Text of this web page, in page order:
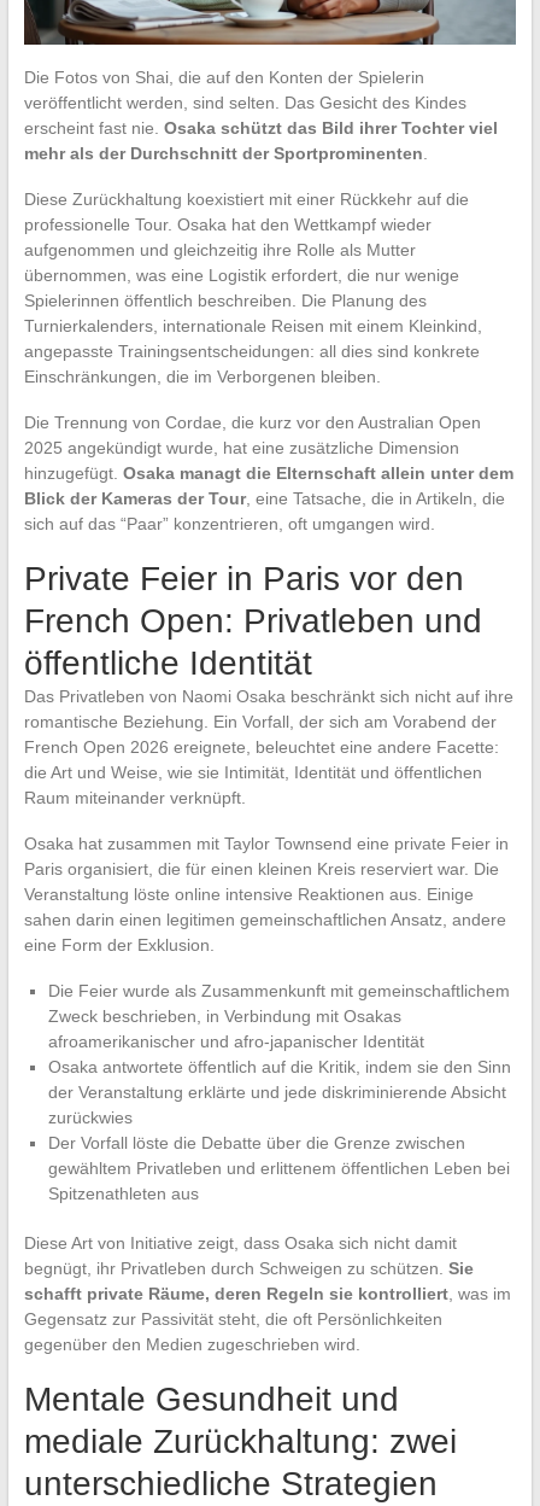
Die Fotos von Shai, die auf den Konten der Spielerin
veröffentlicht werden, sind selten. Das Gesicht des Kindes
erscheint fast nie. Osaka schützt das Bild ihrer Tochter viel
mehr als der Durchschnitt der Sportprominenten
Diese Zurückhaltung koexistiert mit einer Rückkehr auf die
professionelle Tour. Osaka hat den Wettkampf wieder
aufgenommen und gleichzeitig ihre Rolle als Mutter
übernommen, was eine Logistik erfordert, die nur wenige
Spielerinnen öffentlich beschreiben. Die Planung des
Turnierkalenders, internationale Reisen mit einem Kleinkind,
angepasste Trainingsentscheidungen: all dies sind konkrete
Einschränkungen, die im Verborgenen bleiben.
Die Trennung von Cordae, die kurz vor den Australian Open
2025 angekündigt wurde, hat eine zusätzliche Dimension
hinzugefügt. Osaka managt die Elternschaft allein unter dem
Blick der Kameras der Tour, eine Tatsache, die in Artikeln, die
sich auf das “Paar” konzentrieren, oft umgangen wird.
Private Feier in Paris vor den
French Open: Privatleben und
öffentliche Identität
Das Privatleben von Naomi Osaka beschränkt sich nicht auf ihre
romantische Beziehung. Ein Vorfall, der sich am Vorabend der
French Open 2026 ereignete, beleuchtet eine andere Facette:
die Art und Weise, wie sie Intimität, Identität und öffentlichen
Raum miteinander verknüpft.
Osaka hat zusammen mit Taylor Townsend eine private Feier in
Paris organisiert, die für einen kleinen Kreis reserviert war. Die
Veranstaltung löste online intensive Reaktionen aus. Einige
sahen darin einen legitimen gemeinschaftlichen Ansatz, andere
eine Form der Exklusion.
Die Feier wurde als Zusammenkunft mit gemeinschaftlichem
Zweck beschrieben, in Verbindung mit Osakas
afroamerikanischer und afro-japanischer Identität
Osaka antwortete öffentlich auf die Kritik, indem sie den Sinn
der Veranstaltung erklärte und jede diskriminierende Absicht
zurückwies
Der Vorfall löste die Debatte über die Grenze zwischen
gewähltem Privatleben und erlittenem öffentlichen Leben bei
Spitzenathleten aus
Diese Art von Initiative zeigt, dass Osaka sich nicht damit
begnügt, ihr Privatleben durch Schweigen zu schützen. Sie
schafft private Räume, deren Regeln sie kontrolliert, was im
Gegensatz zur Passivität steht, die oft Persönlichkeiten
gegenüber den Medien zugeschrieben wird.
Mentale Gesundheit und
mediale Zurückhaltung: zwei
unterschiedliche Strategien